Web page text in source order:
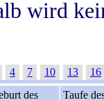
wird
4 7 10 13
16
des Taufe